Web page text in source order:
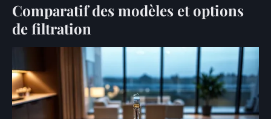
Comparatif des modèles et options
de filtration